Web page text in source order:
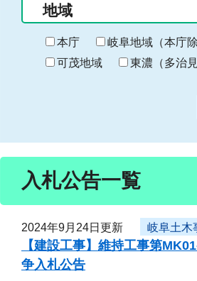
の
始
ま
り
地域
本庁 岐阜地域（本庁除
可茂地域
東濃（多治
入札公告一覧
2024年9月24日更新 岐阜土木
【建設工事】維持工事第
争入札公告